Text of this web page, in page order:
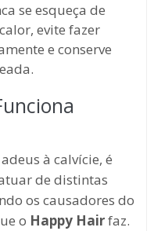
se esqueça de
evite fazer
e conserve
à calvície, é
de distintas
os causadores do
o Happy Hairfaz.